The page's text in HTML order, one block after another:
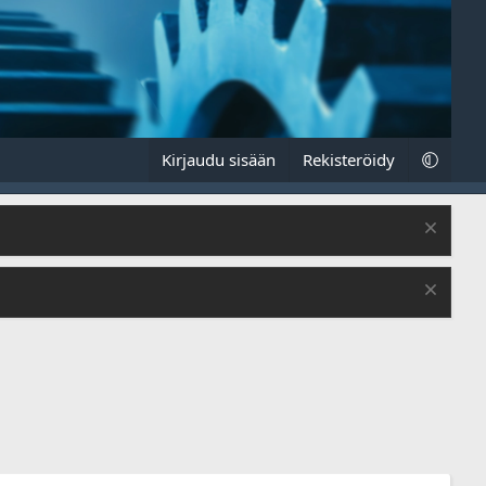
Kirjaudu sisään Rekisteröidy